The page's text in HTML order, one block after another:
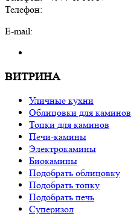
Телефон:
E-mail:
ВИТРИНА
Уличные кухни
Облицовки для каминов
Топки для каминов
Печи-камины
Электрокамины
Биокамины
Подобрать облицовку
Подобрать топку
Подобрать печь
Суперизол